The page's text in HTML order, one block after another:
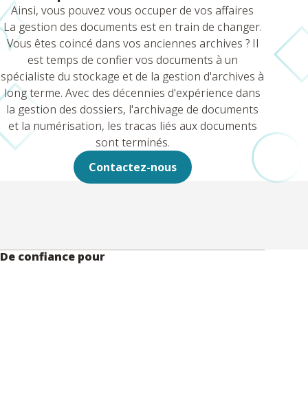
Ainsi, vous pouvez vous occuper de vos affaires
La gestion des documents est en train de changer.
Vous êtes coincé dans vos anciennes archives ? Il
est temps de confier vos documents à un
spécialiste du stockage et de la gestion d'archives à
long terme. Avec des décennies d'expérience dans
la gestion des dossiers, l'archivage de documents
et la numérisation, les tracas liés aux documents
sont terminés.
Contactez-nous
De confiance pour